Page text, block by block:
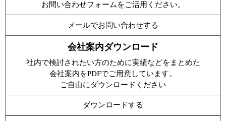
お問い合わせフォームをご活用ください。
メールでお問い合わせする
会社案内ダウンロード
社内で検討されたい方のために実績などをまとめた
会社案内をPDFでご用意しています。
ご自由にダウンロードください
ダウンロードする